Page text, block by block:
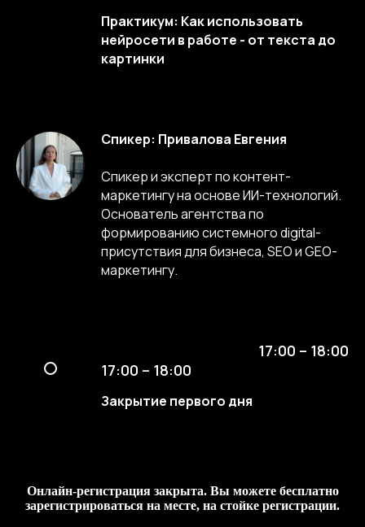
Практикум: Как использовать
нейросети в работе - от текста до
картинки
Спикер: Привалова Евгения
Спикер и эксперт по контент-
маркетингу на основе ИИ-технологий.
Основатель агентства по
формированию системного digital-
присутствия для бизнеса, SEO и GEO-
маркетингу.
17:00 – 18:00
17:00 – 18:00
Закрытие первого дня
Онлайн-регистрация закрыта. Вы можете бесплатно
зарегистрироваться на месте, на стойке регистрации.